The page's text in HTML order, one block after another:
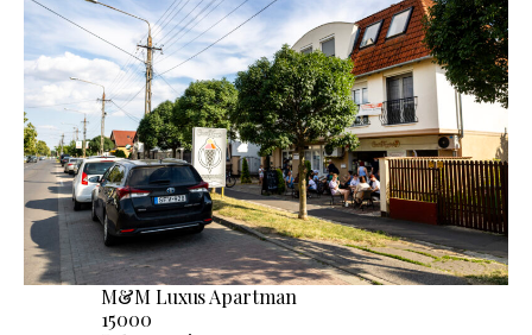
M&M Luxus Apartman
15000